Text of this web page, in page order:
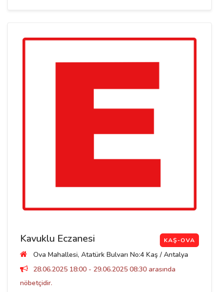
Kavuklu Eczanesi KAŞ-OVA
Ova Mahallesi, Atatürk Bulvarı No:4 Kaş / Antalya
28.06.2025 18:00 - 29.06.2025 08:30 arasında
nöbetçidir.